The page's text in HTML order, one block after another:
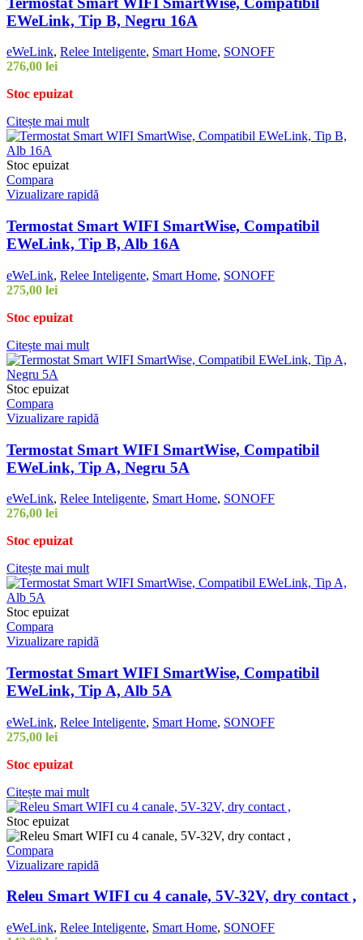
EWeLink, Tip B, Negru 16A
eWeLink, Relee Inteligente, Smart Home, SONOFF
276,00 lei
Stoc epuizat
Citește mai mult
Stoc epuizat
Compara
Vizualizare rapidă
Termostat Smart WIFI SmartWise, Compatibil
EWeLink, Tip B, Alb 16A
eWeLink, Relee Inteligente, Smart Home, SONOFF
275,00 lei
Stoc epuizat
Citește mai mult
Stoc epuizat
Compara
Vizualizare rapidă
Termostat Smart WIFI SmartWise, Compatibil
EWeLink, Tip A, Negru 5A
eWeLink, Relee Inteligente, Smart Home, SONOFF
276,00 lei
Stoc epuizat
Citește mai mult
Stoc epuizat
Compara
Vizualizare rapidă
Termostat Smart WIFI SmartWise, Compatibil
EWeLink, Tip A, Alb 5A
eWeLink, Relee Inteligente, Smart Home, SONOFF
275,00 lei
Stoc epuizat
Citește mai mult
Stoc epuizat
Compara
Vizualizare rapidă
Releu Smart WIFI cu 4 canale, 5V-32V, dry contact ,
eWeLink, Relee Inteligente, Smart Home, SONOFF